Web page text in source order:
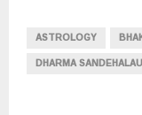
ASTROLOGY
DHARMA SANDEHALAU